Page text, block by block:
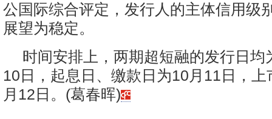
公国际综合评定，发行人的主体信用级
展望为稳定。
时间安排上，两期超短融的发行日均
10日，起息日、缴款日为10月11日，上
月12日。(葛春晖)